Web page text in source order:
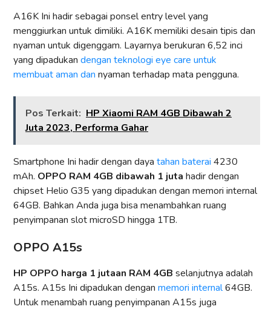
A16K Ini hadir sebagai ponsel entry level yang
menggiurkan untuk dimiliki. A16K memiliki desain tipis dan
nyaman untuk digenggam. Layarnya berukuran 6,52 inci
yang dipadukan dengan teknologi eye care untuk
membuat aman dan nyaman terhadap mata pengguna.
Pos Terkait: HP Xiaomi RAM 4GB Dibawah 2
Juta 2023, Performa Gahar
Smartphone Ini hadir dengan daya tahan baterai 4230
mAh. OPPO RAM 4GB dibawah 1 juta hadir dengan
chipset Helio G35 yang dipadukan dengan memori internal
64GB. Bahkan Anda juga bisa menambahkan ruang
penyimpanan slot microSD hingga 1TB.
OPPO A15s
HP OPPO harga 1 jutaan RAM 4GB selanjutnya adalah
A15s. A15s Ini dipadukan dengan memori internal64GB.
Untuk menambah ruang penyimpanan A15s juga